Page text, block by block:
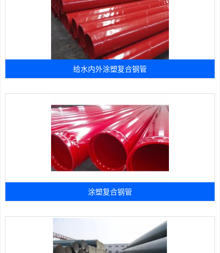
给水内外涂塑复合钢管
涂塑复合钢管